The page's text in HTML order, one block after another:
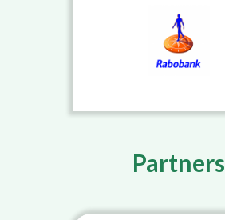
Partners